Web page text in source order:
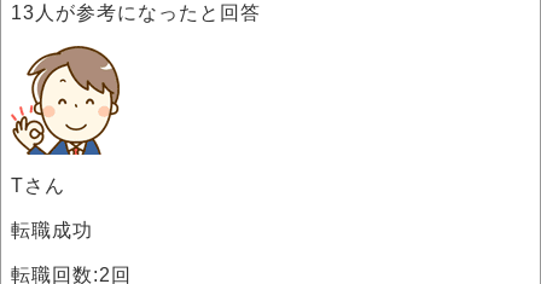
13 人が参考になったと回答
Tさん
転職成功
転職回数:2回